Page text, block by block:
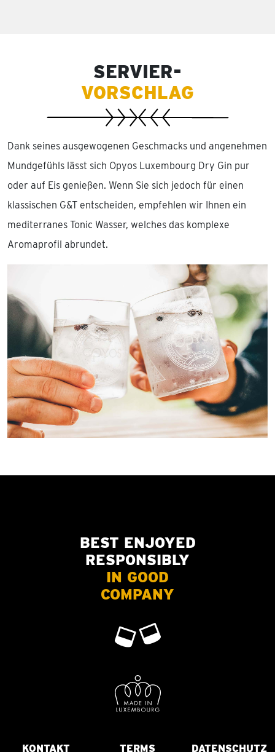
SERVIER-
VORSCHLAG
Dank seines ausgewogenen Geschmacks und angenehmen
Mundgefühls lässt sich Opyos Luxembourg Dry Gin pur
oder auf Eis genießen. Wenn Sie sich jedoch für einen
klassischen G&T entscheiden, empfehlen wir Ihnen ein
mediterranes Tonic Wasser, welches das komplexe
Aromaprofil abrundet.
BEST ENJOYED
RESPONSIBLY
IN GOOD
COMPANY
KONTAKT TERMS DATENSCHUTZ